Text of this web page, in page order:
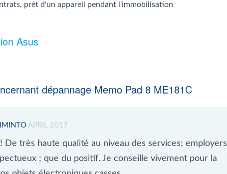
prêt d'un appareil pendant l'immobilisation
Asus
dépannage Memo Pad 8 ME181C
APRIL 2017
De très haute qualité au niveau des services; employers
; que du positif. Je conseille vivement pour la